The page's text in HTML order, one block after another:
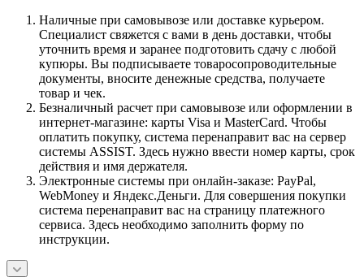
Наличные при самовывозе или доставке курьером.
Специалист свяжется с вами в день доставки, чтобы
уточнить время и заранее подготовить сдачу с любой
купюры. Вы подписываете товаросопроводительные
документы, вносите денежные средства, получаете
товар и чек.
Безналичный расчет при самовывозе или оформлении в
интернет-магазине: карты Visa и MasterCard. Чтобы
оплатить покупку, система перенаправит вас на сервер
системы ASSIST. Здесь нужно ввести номер карты, срок
действия и имя держателя.
Электронные системы при онлайн-заказе: PayPal,
WebMoney и Яндекс.Деньги. Для совершения покупки
система перенаправит вас на страницу платежного
сервиса. Здесь необходимо заполнить форму по
инструкции.